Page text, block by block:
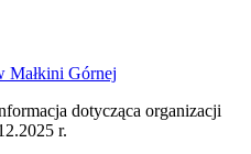
Małkini Górnej
dotycząca organizacji
r.